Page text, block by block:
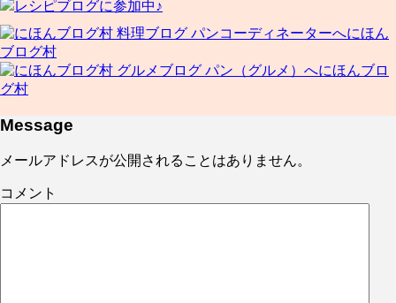
レシピブログに参加中♪
にほん
ブログ村
にほんブロ
グ村
Message
メールアドレスが公開されることはありません。
コメント